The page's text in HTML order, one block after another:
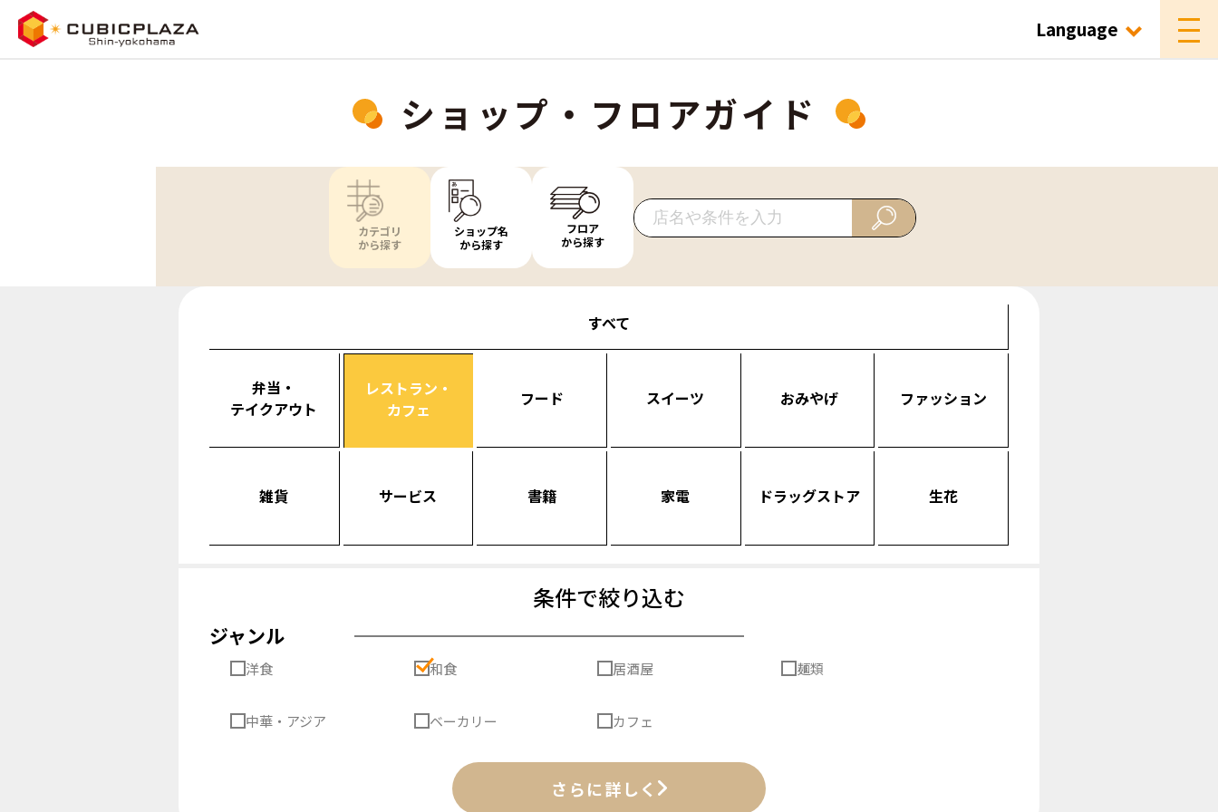
Language
ショップ・フロアガイド
カテゴリ
から探す
ショップ名
から探す
フロア
から探す
すべて
弁当・
テイクアウト
レストラン・
カフェ
フード スイーツ おみやげ ファッション
雑貨 サービス 書籍 家電 ドラッグストア 生花
条件で絞り込む
ジャンル
洋食 和食 居酒屋 麺類
中華・アジア ベーカリー カフェ
さらに詳しく